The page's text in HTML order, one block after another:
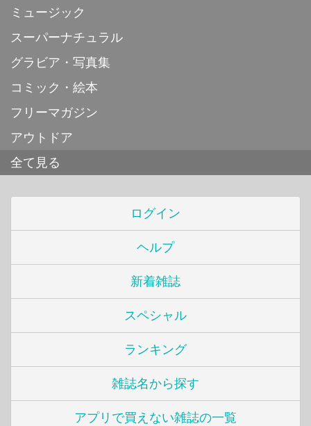
ミュージック
スーパーナチュラル
グラビア・写真集
コミック・絵本
フリーマガジン
アウトドア
全て見る
ログイン
ヘルプ
新着雑誌
スペシャル
ランキング
雑誌名から探す
アプリで買えない雑誌の一覧